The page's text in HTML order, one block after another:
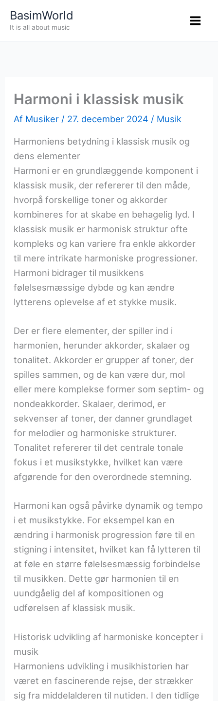
BasimWorld
It is all about music
Harmoni i klassisk musik
Af Musiker / 27. december 2024 / Musik
Harmoniens betydning i klassisk musik og
dens elementer
Harmoni er en grundlæggende komponent i
klassisk musik, der refererer til den måde,
hvorpå forskellige toner og akkorder
kombineres for at skabe en behagelig lyd. I
klassisk musik er harmonisk struktur ofte
kompleks og kan variere fra enkle akkorder
til mere intrikate harmoniske progressioner.
Harmoni bidrager til musikkens
følelsesmæssige dybde og kan ændre
lytterens oplevelse af et stykke musik.
Der er flere elementer, der spiller ind i
harmonien, herunder akkorder, skalaer og
tonalitet. Akkorder er grupper af toner, der
spilles sammen, og de kan være dur, mol
eller mere komplekse former som septim- og
nondeakkorder. Skalaer, derimod, er
sekvenser af toner, der danner grundlaget
for melodier og harmoniske strukturer.
Tonalitet refererer til det centrale tonale
fokus i et musikstykke, hvilket kan være
afgørende for den overordnede stemning.
Harmoni kan også påvirke dynamik og tempo
i et musikstykke. For eksempel kan en
ændring i harmonisk progression føre til en
stigning i intensitet, hvilket kan få lytteren til
at føle en større følelsesmæssig forbindelse
til musikken. Dette gør harmonien til en
uundgåelig del af kompositionen og
udførelsen af klassisk musik.
Historisk udvikling af harmoniske koncepter i
musik
Harmoniens udvikling i musikhistorien har
været en fascinerende rejse, der strækker
sig fra middelalderen til nutiden. I den tidlige